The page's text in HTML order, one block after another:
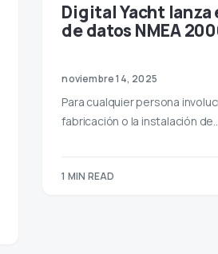
Digital Yacht lanza
de datos NMEA
noviembre 14, 2025
Para cualquier persona
fabricación o la instalación
1 MIN READ